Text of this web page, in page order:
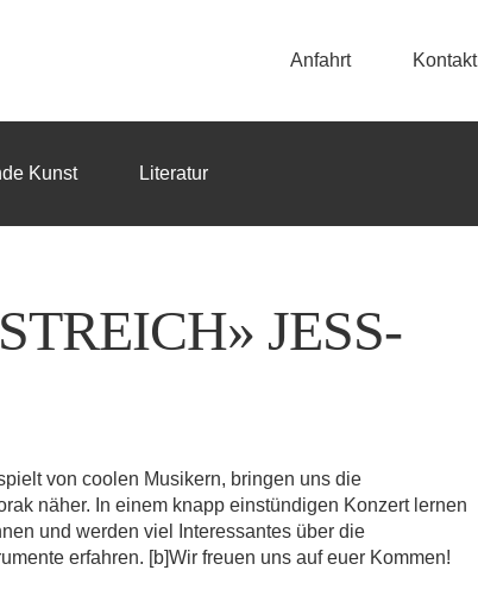
Anfahrt Kontakt
Kunst Literatur
JESS-
von coolen Musikern, bringen uns die
näher. In einem knapp einstündigen Konzert lernen
und werden viel Interessantes über die
erfahren. [b]Wir freuen uns auf euer Kommen!